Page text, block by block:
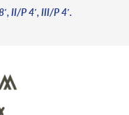
II/P 4′, III/P 4′.